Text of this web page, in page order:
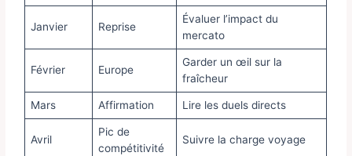
Janvier Reprise
Évaluer l’impact du
mercato
Février Europe
Garder un œil sur la
fraîcheur
Mars Affirmation Lire les duels directs
Avril
Pic de
compétitivité
Suivre la charge voyage